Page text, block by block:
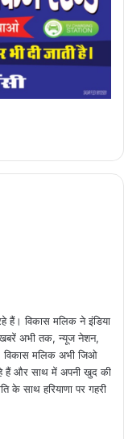
हैं। विकास मलिक ने इंडिया
खबरें अभी तक, न्यूज नेशन,
विकास मलिक अभी जिओ
हैं और साथ में अपनी खुद की
साथ हरियाणा पर गहरी